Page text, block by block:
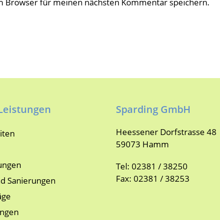
Sanierungen
Sparding GmbH
Heessener Dorfstrasse 48
59073 Hamm
Tel: 02381 / 38250
Fax: 02381 / 38253